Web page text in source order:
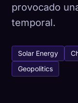
provocado
temporal.
Solar Energy
Geopolitics